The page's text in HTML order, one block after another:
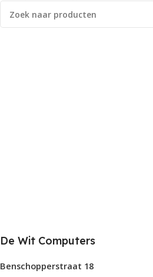
De Wit Computers
Benschopperstraat 18